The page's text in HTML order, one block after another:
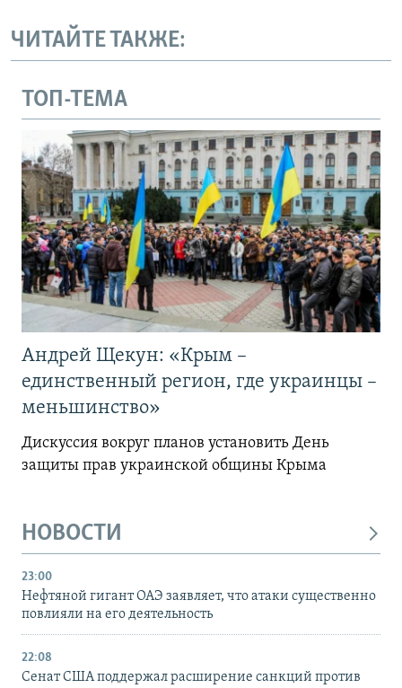
ЧИТАЙТЕ ТАКЖЕ:
ТОП-ТЕМА
Андрей Щекун: «Крым –
единственный регион, где украинцы –
меньшинство»
Дискуссия вокруг планов установить День
защиты прав украинской общины Крыма
НОВОСТИ
23:00
Нефтяной гигант ОАЭ заявляет, что атаки существенно
повлияли на его деятельность
22:08
Сенат США поддержал расширение санкций против